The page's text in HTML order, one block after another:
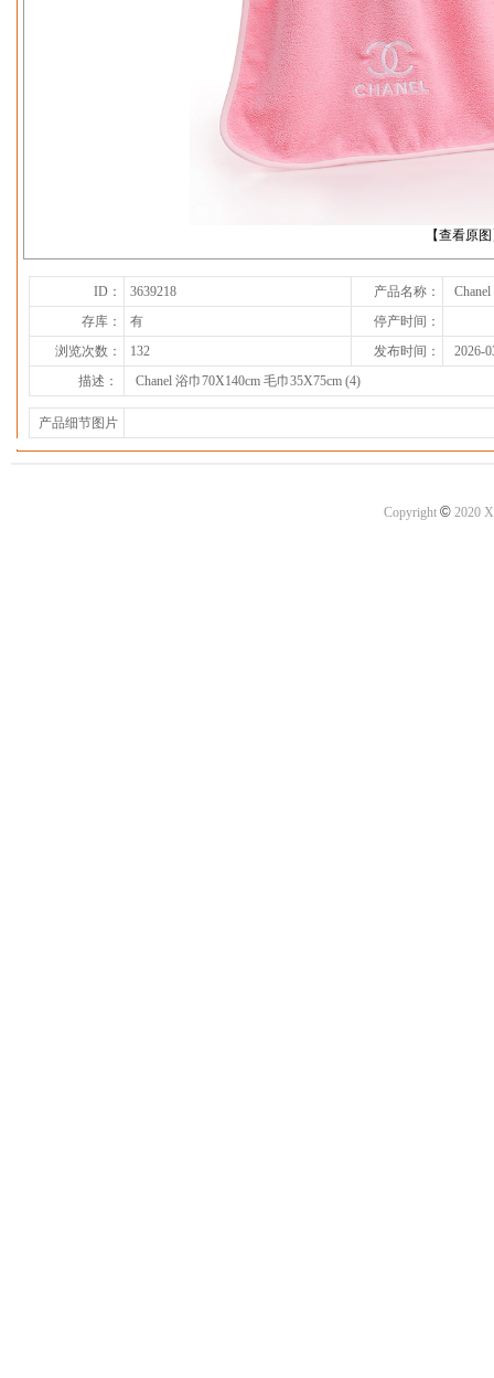
【查看原
ID： 3639218 产品名称：
存库：
有
停产时间：
浏览次数：
132 发布时间：
2026-
描述：
Chanel 浴巾70X140cm 毛巾35X75cm (4)
产品细节图片
Copyright ©2020